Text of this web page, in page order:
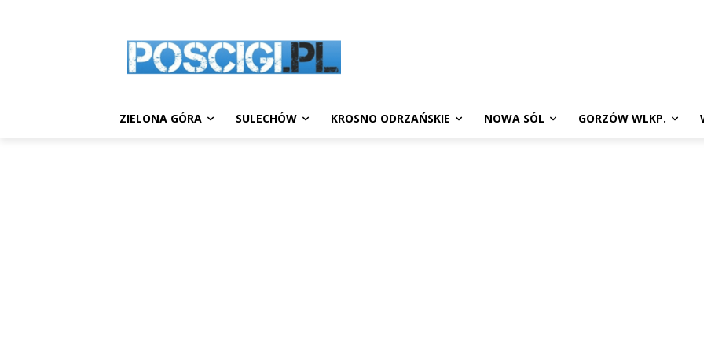
ZIELONA GÓRA SULECHÓW KROSNO ODRZAŃSKIE NOWA SÓL GORZÓW WLKP.